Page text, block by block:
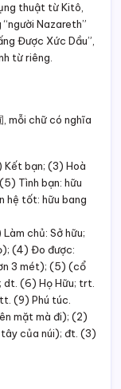
thuật từ Kitô,
Nazareth”
Được Xức Dầu”,
từ riêng.
, mỗi chữ có nghĩa
Kết bạn; (3) Hoà
Tình bạn: hữu
hệ tốt: hữu bang
chủ: Sở hữu;
(4) Đo được:
3 mét); (5) (cổ
dt. (6) Họ Hữu; trt.
(9) Phú túc.
mặt mà đi); (2)
tây của núi); đt. (3)